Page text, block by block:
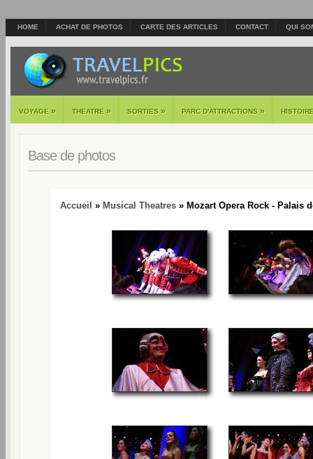
HOME ACHAT DE PHOTOS CARTE DES ARTICLES CONTACT QUI
VOYAGE » THEATRE » SORTIES » PARC D'ATTRACTIONS »
Base de photos
Accueil » Musical Theatres » Mozart Opera Rock - Palais